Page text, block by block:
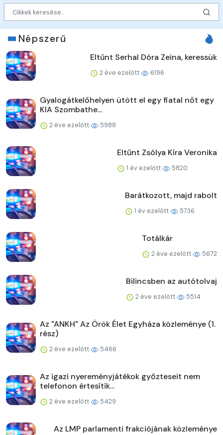
Népszerű
Eltűnt Serhal Dóra Zeina, keressük
2 éve ezelőtt 6196
Gyalogátkelőhelyen ütött el egy fiatal nőt egy
KIA Szombathe...
2 éve ezelőtt 5988
Eltűnt Zsólya Kíra Veronika
1 év ezelőtt 5820
Barátkozott, majd rabolt
1 év ezelőtt 5736
Totálkár
2 éve ezelőtt 5672
Bilincsben az autótolvaj
2 éve ezelőtt 5514
Az "ANKH" Az Örök Élet Egyháza közleménye (1.
rész)
2 éve ezelőtt 5466
Az igazi nyereményjátékok győzteseit nem
telefonon értesítik...
2 éve ezelőtt 5429
Az LMP parlamenti frakciójának közleménye